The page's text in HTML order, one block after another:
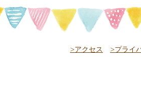
>アクセス >プライ